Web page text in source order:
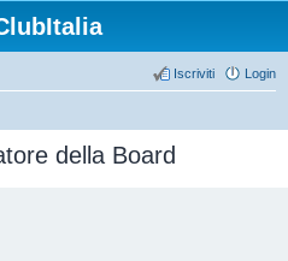
Login
Iscriviti
della Board